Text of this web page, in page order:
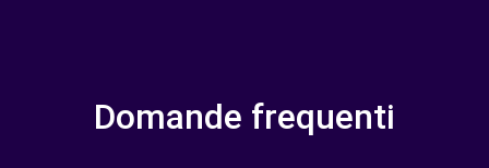
Domande frequenti